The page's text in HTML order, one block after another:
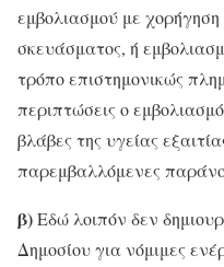
εμβολιασμού με
σκευάσματος, ή
τρόπο επιστημονικώς
περιπτώσεις ο
βλάβες της υγείας
παρεμβαλλόμενες
β)Εδώ λοιπόν δεν
Δημοσίου για νόμιμες